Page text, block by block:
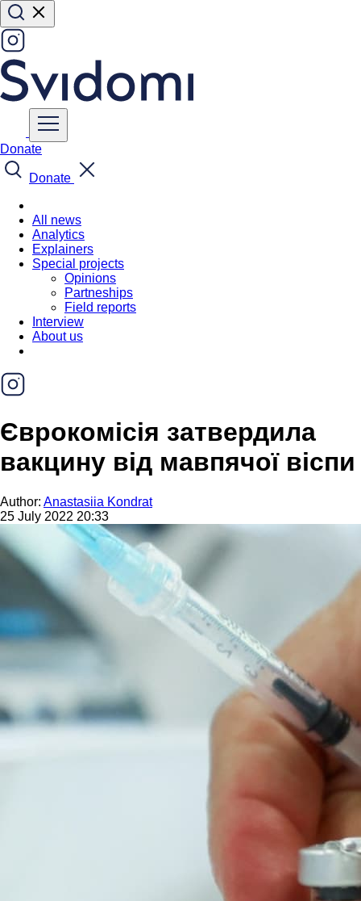
Donate
Donate
All news
Analytics
Explainers
Special projects
Opinions
Partneships
Field reports
Interview
About us
Єврокомісія затвердила
вакцину від мавпячої віспи
Author: Anastasiia Kondrat
25 July 2022 20:33